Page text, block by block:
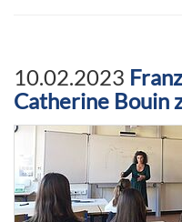
10.02.2023
Catherine Bouin